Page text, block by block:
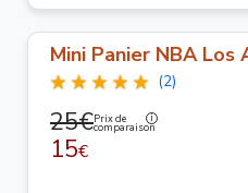
Mini Panier NBA Los
(2)
25€Prix de
comparaison
15€